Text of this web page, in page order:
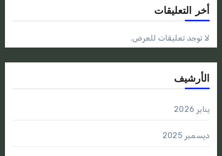
أخر التعليقات
لا توجد تعليقات للعرض.
الأرشيف
يناير 2026
ديسمبر 2025